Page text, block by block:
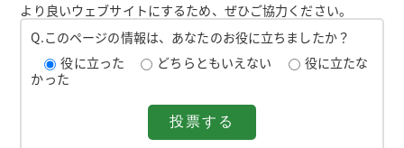
より良いウェブサイトにするため、ぜひご協力ください。
Q.このページの情報は、あなたのお役に立ちましたか？
役に立った
どちらともいえない
役に立たな
かった